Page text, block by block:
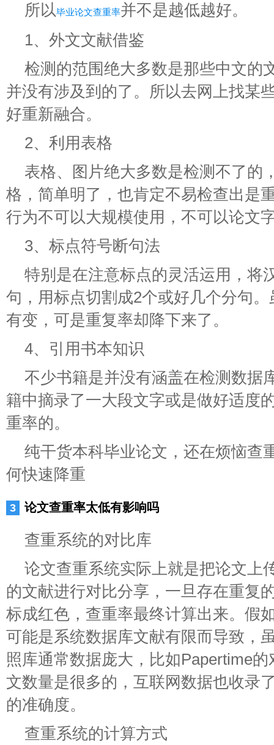
所以毕业论文查重率并不是越低越好。
1、外文文献借鉴
检测的范围绝大多数是那些中文的
并没有涉及到的了。所以去网上找某
好重新融合。
2、利用表格
表格、图片绝大多数是检测不了的
格，简单明了，也肯定不易检查出是
行为不可以大规模使用，不可以论文
3、标点符号断句法
特别是在注意标点的灵活运用，将
句，用标点切割成2个或好几个分句
有变，可是重复率却降下来了。
4、引用书本知识
不少书籍是并没有涵盖在检测数据
籍中摘录了一大段文字或是做好适度
重率的。
纯干货本科毕业论文，还在烦恼查
何快速降重
论文查重率太低有影响吗
查重系统的对比库
论文查重系统实际上就是把论文上
的文献进行对比分享，一旦存在重复
标成红色，查重率最终计算出来。假
可能是系统数据库文献有限而导致，
照库通常数据庞大，比如Papertime
文数量是很多的，互联网数据也收录
的准确度。
查重系统的计算方式